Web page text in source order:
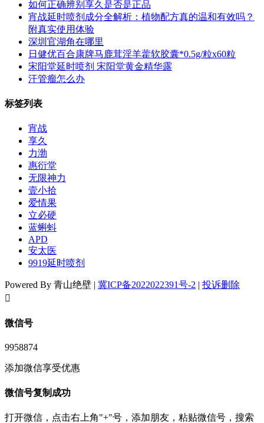
如何正确辨别享久是否是正品
宵战延时喷剂成分全解析：植物配方真的温和有效吗？
附真实使用体验
深圳官湖角在哪里
日健优百合康牌马鹿茸淫羊藿软胶囊*0.5g/粒x60粒
宋阳堂延时喷剂 宋阳堂黄金精华露
汗管瘤怎么办
标签列表
宵战
享久
力渤
惠衍堂
无限神力
壹小拾
爱情果
立必硬
蓝蝌蚪
APD
安太医
9919延时喷剂
Powered By 青山绝壁 | 冀ICP备2022022391号-2 | 投诉删除
󦘖
微信号
9958874
添加微信享受优惠
微信号复制成功
打开微信，点击右上角"+"号，添加朋友，粘贴微信号，搜索